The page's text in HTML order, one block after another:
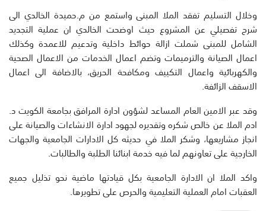
وخلال التسليم تفقد الملا المبنى واستمع من م.حميدة الخالدي الى
شرح تفصيلي عن المشروع حيث اوضحت الخالدي ان عملية التجديد
الشامل للمبنى شملت ازالة حوائط داخلية وتدعيم للاعمدة وكذلك
اعمال الصيانة والترميمات وتضم اعمال الخدمات من الاعمال الصحية
والكهربائية واعمال التكييف ومكافحة الحريق، بالاضافة الى اعمال
الاسقف الزائفة.
وقد عبر الامين العام المساعد لشؤون ادارة المرافق بجامعة الكويت د.
ادم الملا عن خالص شكره وتقديره لجهود ادارة الانشاءات والصيانة على
انجاز مشاريعها، وشكر الملا في حديثه كل الادارات الجامعية والجهات
الخارجية على تعاونهم لما فيه خدمة ابنائنا الطلبة والطالبات.
واكد الملا ان الادارة الجامعية بكل قيادتها ماضية نحو تذليل جميع
العقبات امام العملية التعليمية والحرص على تطويرها.